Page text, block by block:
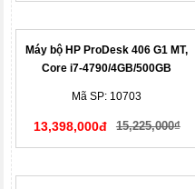
Máy bộ HP ProDesk 406 G1 MT,
Core i7-4790/4GB/500GB
Mã SP: 10703
13,398,000đ 15,225,000₫